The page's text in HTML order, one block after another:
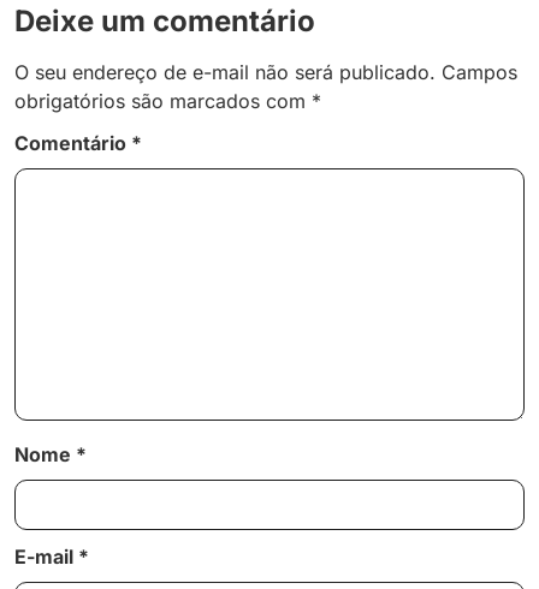
Deixe um comentário
O seu endereço de e-mail não será publicado. Campos
obrigatórios são marcados com *
Comentário *
Nome *
E-mail *